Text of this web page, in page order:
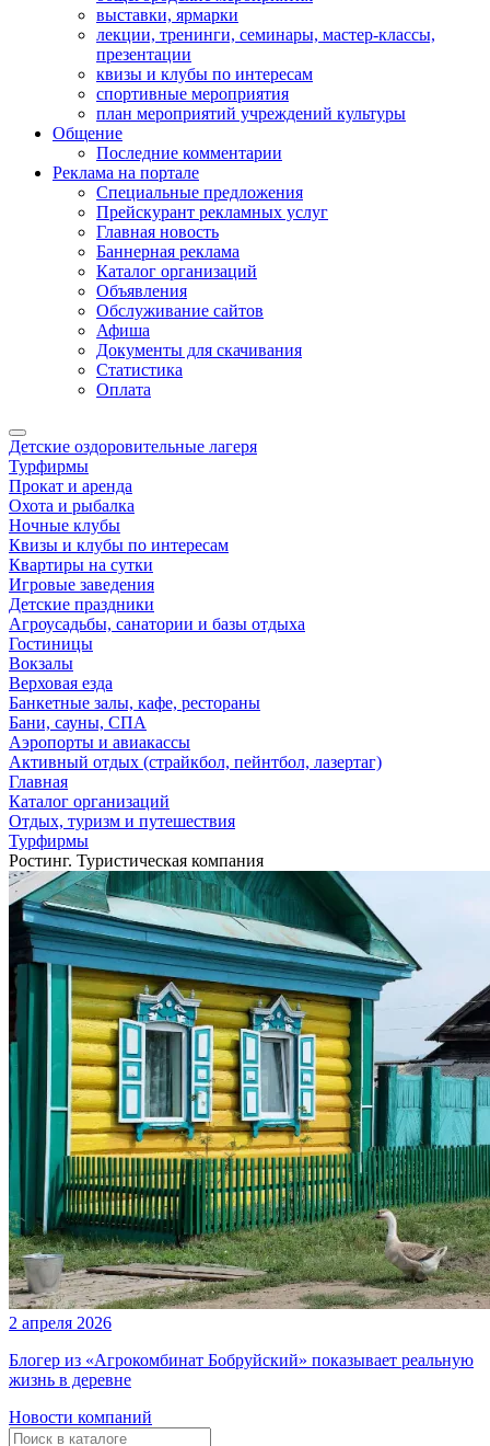
выставки, ярмарки
лекции, тренинги, семинары, мастер-классы,
презентации
квизы и клубы по интересам
спортивные мероприятия
план мероприятий учреждений культуры
Общение
Последние комментарии
Реклама на портале
Специальные предложения
Прейскурант рекламных услуг
Главная новость
Баннерная реклама
Каталог организаций
Объявления
Обслуживание сайтов
Афиша
Документы для скачивания
Статистика
Оплата
Детские оздоровительные лагеря
Турфирмы
Прокат и аренда
Охота и рыбалка
Ночные клубы
Квизы и клубы по интересам
Квартиры на сутки
Игровые заведения
Детские праздники
Агроусадьбы, санатории и базы отдыха
Гостиницы
Вокзалы
Верховая езда
Банкетные залы, кафе, рестораны
Бани, сауны, СПА
Аэропорты и авиакассы
Активный отдых (страйкбол, пейнтбол, лазертаг)
Главная
Каталог организаций
Отдых, туризм и путешествия
Турфирмы
Ростинг. Туристическая компания
2 апреля 2026
Блогер из «Агрокомбинат Бобруйский» показывает реальную
жизнь в деревне
Новости компаний